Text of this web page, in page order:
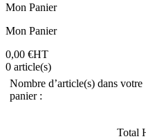
Mon Panier
Mon Panier
0,00 €HT
0 article(s)
Nombre d’article(s) dans votre
panier :
Total